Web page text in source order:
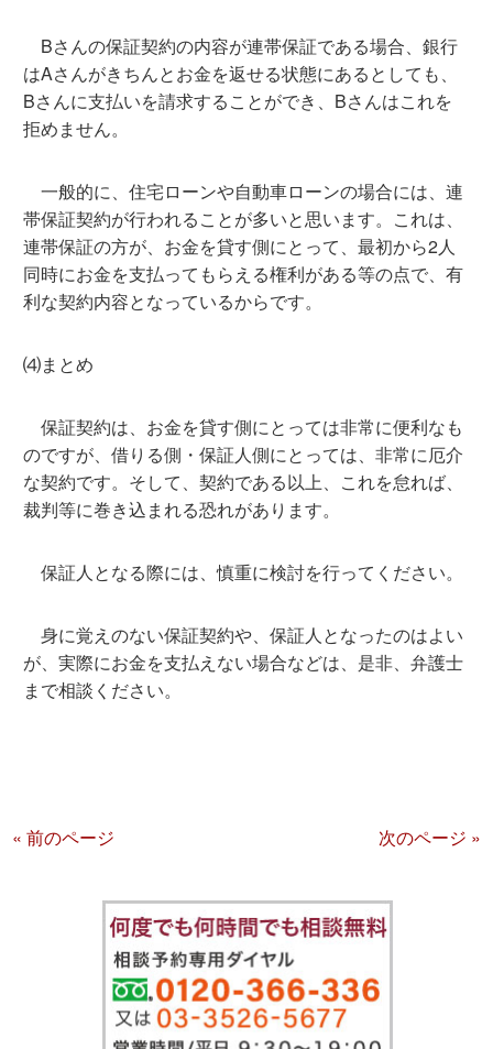
Bさんの保証契約の内容が連帯保証である場合、銀行
はAさんがきちんとお金を返せる状態にあるとしても、
Bさんに支払いを請求することができ、Bさんはこれを
拒めません。
一般的に、住宅ローンや自動車ローンの場合には、連
帯保証契約が行われることが多いと思います。これは、
連帯保証の方が、お金を貸す側にとって、最初から2人
同時にお金を支払ってもらえる権利がある等の点で、有
利な契約内容となっているからです。
⑷まとめ
保証契約は、お金を貸す側にとっては非常に便利なも
のですが、借りる側・保証人側にとっては、非常に厄介
な契約です。そして、契約である以上、これを怠れば、
裁判等に巻き込まれる恐れがあります。
保証人となる際には、慎重に検討を行ってください。
身に覚えのない保証契約や、保証人となったのはよい
が、実際にお金を支払えない場合などは、是非、弁護士
まで相談ください。
« 前のページ 次のページ »